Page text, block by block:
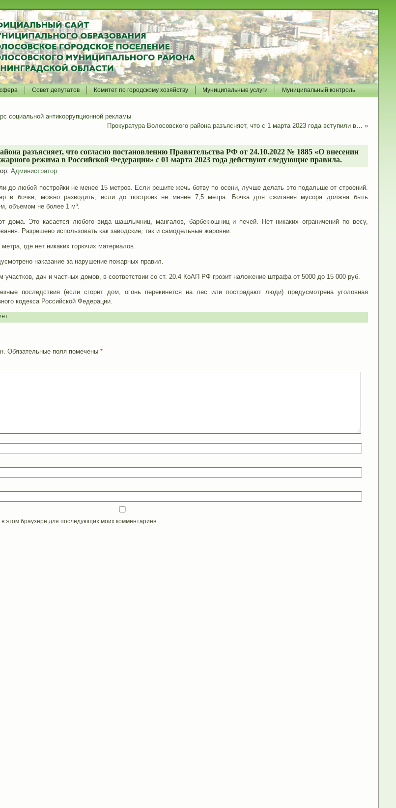
Совет депутатов Комитет по городскому хозяйству Муниципальные услуги Муниципальный контроль
социальной антикоррупционной рекламы
Прокуратура Волосовского района разъясняет, что с 1 марта 2023 года вступили в… »
разъясняет, что согласно постановлению Правительства РФ от 24.10.2022 № 1885 «О внесении
режима в Российской Федерации» с 01 марта 2023 года действуют следующие правила.
Администратор
до любой постройки не менее 15 метров. Если решите жечь ботву по осени, лучше делать это подальше от строений.
в бочке, можно разводить, если до построек не менее 7,5 метра. Бочка для сжигания мусора должна быть
объемом не более 1 м³.
дома. Это касается любого вида шашлычниц, мангалов, барбекюшниц и печей. Нет никаких ограничений по весу,
Разрешено использовать как заводские, так и самодельные жаровни.
где нет никаких горючих материалов.
наказание за нарушение пожарных правил.
дач и частных домов, в соответствии со ст. 20.4 КоАП РФ грозит наложение штрафа от 5000 до 15 000 руб.
последствия (если сгорит дом, огонь перекинется на лес или пострадают люди) предусмотрена уголовная
кодекса Российской Федерации.
Обязательные поля помечены *
этом браузере для последующих моих комментариев.